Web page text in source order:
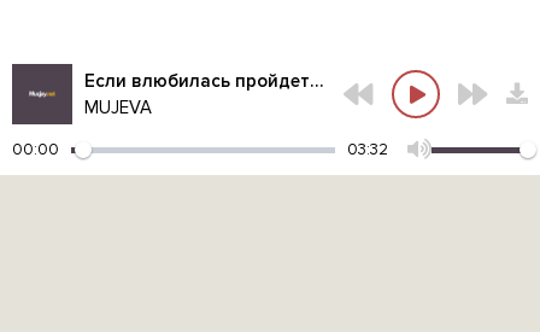
Если влюбилась пройдет а между нами ничего нет
MUJEVA
00:00 03:32